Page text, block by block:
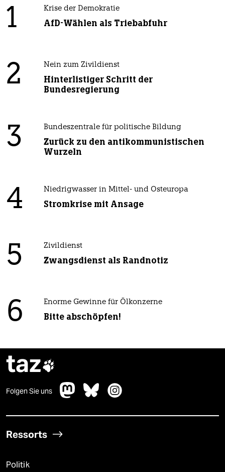
1 Krise der Demokratie
AfD-Wählen als Triebabfuhr
2 Nein zum Zivildienst
Hinterlistiger Schritt der
Bundesregierung
3 Bundeszentrale für politische Bildung
Zurück zu den antikommunistischen
Wurzeln
4 Niedrigwasser in Mittel- und Osteuropa
Stromkrise mit Ansage
5 Zivildienst
Zwangsdienst als Randnotiz
6 Enorme Gewinne für Ölkonzerne
Bitte abschöpfen!
taz
Folgen Sie uns
Ressorts
Politik